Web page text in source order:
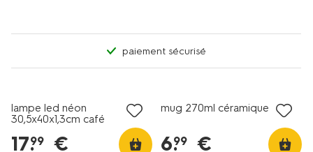
paiement sécurisé
lampe led néon
30,5x40x1,3cm café
17.
99 €
mug 270ml céramique ours
6.
99 €